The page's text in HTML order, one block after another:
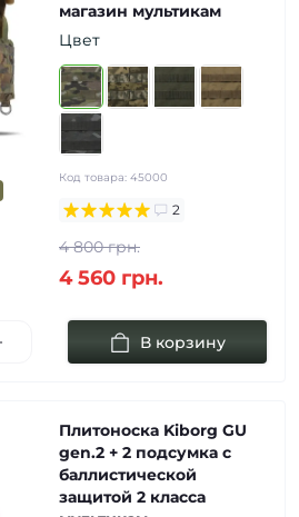
магазин мультикам
Цвет
Код товара: 45000
2
4 800 грн.
4 560 грн.
В корзину
Плитоноска Kiborg GU
gen.2 + 2 подсумка с
баллистической
защитой 2 класса